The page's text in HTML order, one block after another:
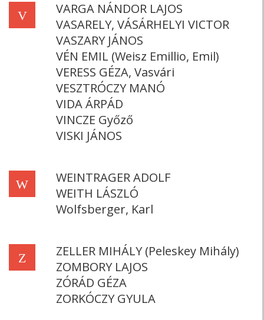
V
VARGA NÁNDOR LAJOS
VASARELY, VÁSÁRHELYI VICTOR
VASZARY JÁNOS
VÉN EMIL (Weisz Emillio, Emil)
VERESS GÉZA, Vasvári
VESZTRÓCZY MANÓ
VIDA ÁRPÁD
VINCZE Győző
VISKI JÁNOS
W
WEINTRAGER ADOLF
WEITH LÁSZLÓ
Wolfsberger, Karl
Z
ZELLER MIHÁLY (Peleskey Mihály)
ZOMBORY LAJOS
ZÓRÁD GÉZA
ZORKÓCZY GYULA